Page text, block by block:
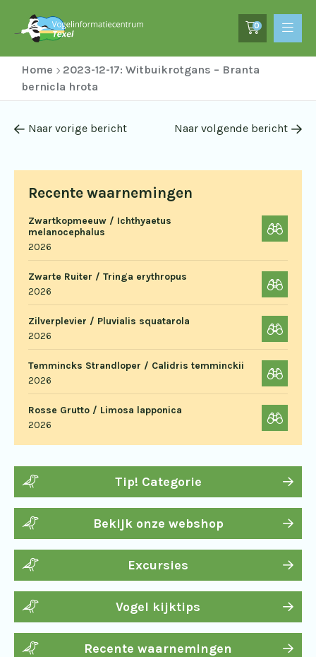
0
Home
2023-12-17: Witbuikrotgans – Branta
bernicla hrota
Recente waarnemingen
Zwartkopmeeuw / Ichthyaetus
melanocephalus
2026
Zwarte Ruiter / Tringa erythropus
2026
Zilverplevier / Pluvialis squatarola
2026
Temmincks Strandloper / Calidris temminckii
2026
Rosse Grutto / Limosa lapponica
2026
Tip! Categorie
Bekijk onze webshop
Excursies
Vogel kijktips
Recente waarnemingen
Naar vorige bericht Naar volgende bericht